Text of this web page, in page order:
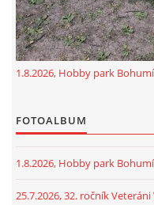
1.8.2026, Hobby park
FOTOALBUM
1.8.2026, Hobby park
25.7.2026, 32. ročník Veteráni